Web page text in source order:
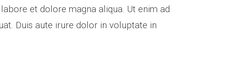
et dolore magna aliqua. Ut enim ad
Duis aute irure dolor in voluptate in